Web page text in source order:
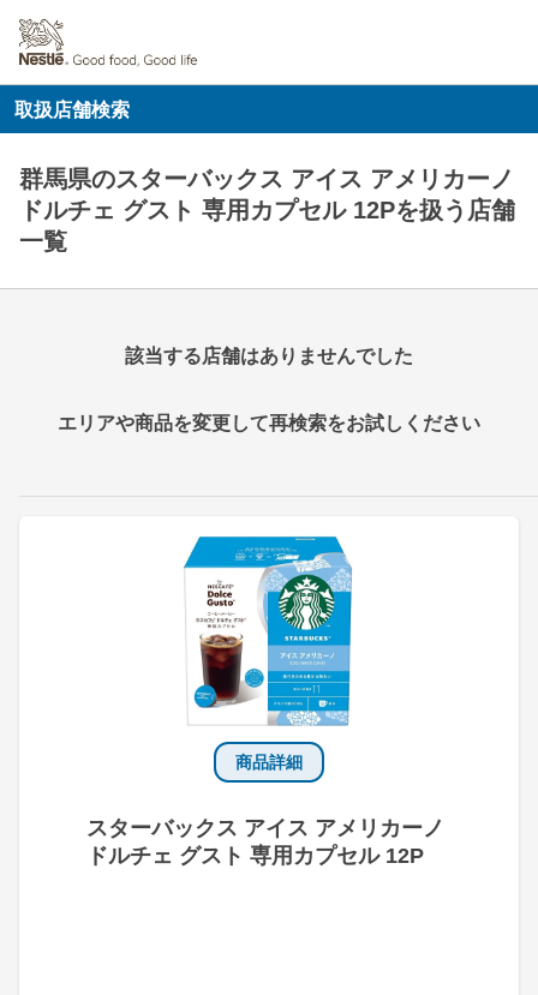
取扱店舗検索
群馬県のスターバックス アイス アメリカーノ
ドルチェ グスト 専用カプセル 12Pを扱う店舗
一覧
商品詳細
スターバックス アイス アメリカーノ
ドルチェ グスト 専用カプセル 12P
該当する店舗はありませんでした
エリアや商品を変更して再検索をお試しください